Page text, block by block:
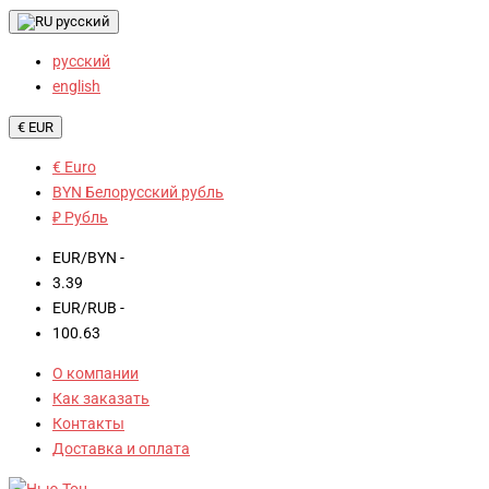
русский
русский
english
€ EUR
€ Euro
BYN Белорусский рубль
₽ Рубль
EUR/BYN -
3.39
EUR/RUB -
100.63
О компании
Как заказать
Контакты
Доставка и оплата